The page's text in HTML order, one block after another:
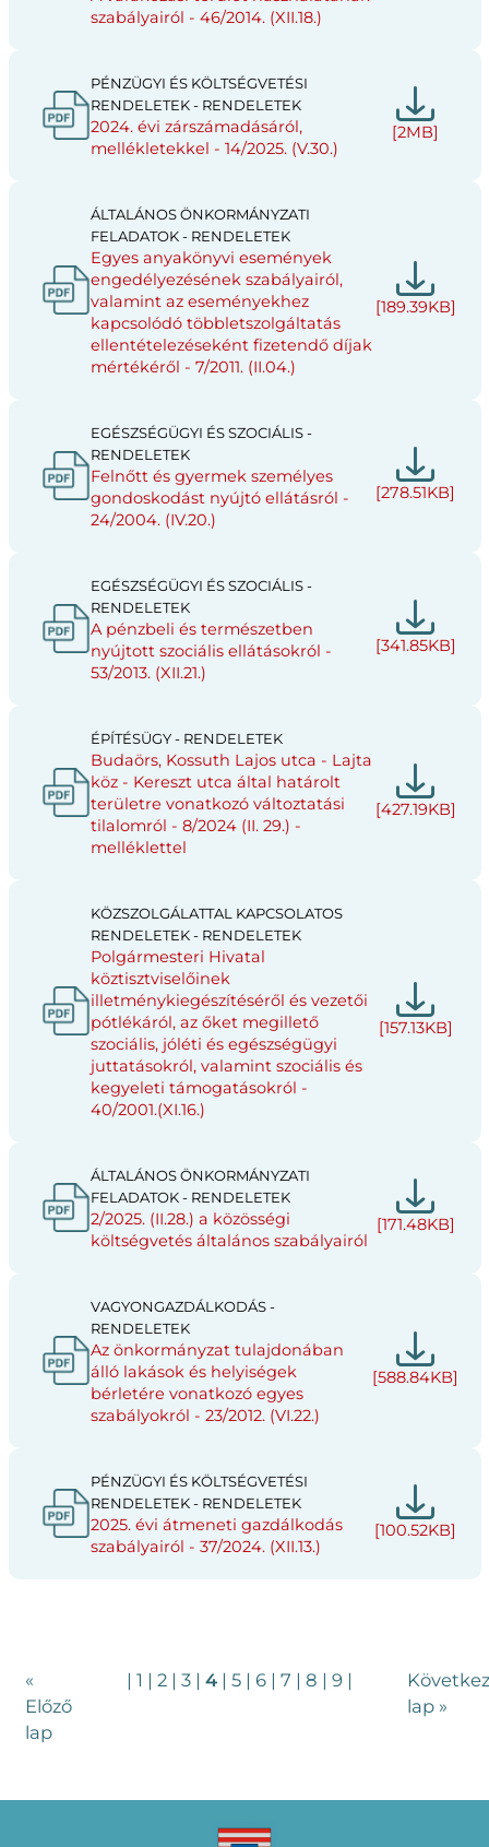
szabályairól - 46/2014. (XII.18.)
PÉNZÜGYI ÉS KÖLTSÉGVETÉSI
RENDELETEK - RENDELETEK
2024. évi zárszámadásáról,
mellékletekkel - 14/2025. (V.30.)
[2MB]
ÁLTALÁNOS ÖNKORMÁNYZATI
FELADATOK - RENDELETEK
Egyes anyakönyvi események
engedélyezésének szabályairól,
valamint az eseményekhez
kapcsolódó többletszolgáltatás
ellentételezéseként fizetendő díjak
mértékéről - 7/2011. (II.04.)
[189.39KB]
EGÉSZSÉGÜGYI ÉS SZOCIÁLIS -
RENDELETEK
Felnőtt és gyermek személyes
gondoskodást nyújtó ellátásról -
24/2004. (IV.20.)
[278.51KB]
EGÉSZSÉGÜGYI ÉS SZOCIÁLIS -
RENDELETEK
A pénzbeli és természetben
nyújtott szociális ellátásokról -
53/2013. (XII.21.)
[341.85KB]
ÉPÍTÉSÜGY - RENDELETEK
Budaörs, Kossuth Lajos utca - Lajta
köz - Kereszt utca által határolt
területre vonatkozó változtatási
tilalomról - 8/2024 (II. 29.) -
melléklettel
[427.19KB]
KÖZSZOLGÁLATTAL KAPCSOLATOS
RENDELETEK - RENDELETEK
Polgármesteri Hivatal
köztisztviselőinek
illetménykiegészítéséről és vezetői
pótlékáról, az őket megillető
szociális, jóléti és egészségügyi
juttatásokról, valamint szociális és
kegyeleti támogatásokról -
40/2001.(XI.16.)
[157.13KB]
ÁLTALÁNOS ÖNKORMÁNYZATI
FELADATOK - RENDELETEK
2/2025. (II.28.) a közösségi
költségvetés általános szabályairól
[171.48KB]
VAGYONGAZDÁLKODÁS -
RENDELETEK
Az önkormányzat tulajdonában
álló lakások és helyiségek
bérletére vonatkozó egyes
szabályokról - 23/2012. (VI.22.)
[588.84KB]
PÉNZÜGYI ÉS KÖLTSÉGVETÉSI
RENDELETEK - RENDELETEK
2025. évi átmeneti gazdálkodás
szabályairól - 37/2024. (XII.13.)
[100.52KB]
«
Előző
lap
| 1 | 2 | 3 | 4 | 5 | 6 | 7 | 8 | 9 |
lap »